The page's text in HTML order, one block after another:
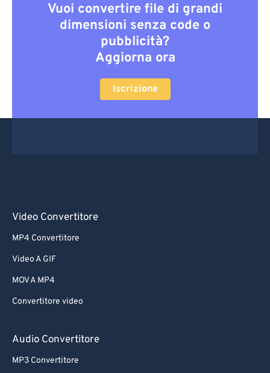
Vuoi convertire file di grandi
dimensioni senza code o
pubblicità?
Aggiorna ora
Iscrizione
Video Convertitore
MP4 Convertitore
Video A GIF
MOV A MP4
Convertitore video
Audio Convertitore
MP3 Convertitore